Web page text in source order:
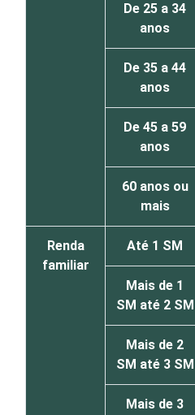
De 25 a 34
anos
De 35 a 44
anos
De 45 a 59
anos
60 anos ou
mais
Renda
familiar
Até 1 SM
Mais de 1
SM até 2 SM
Mais de 2
SM até 3 SM
Mais de 3